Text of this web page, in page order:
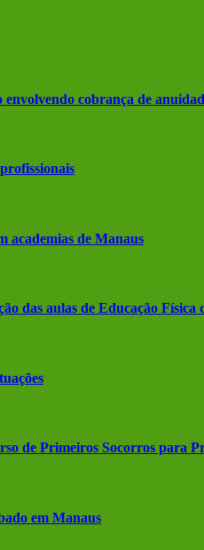
envolvendo cobrança de
academias de Manaus
das aulas de Educação Física
de Primeiros Socorros para
em Manaus